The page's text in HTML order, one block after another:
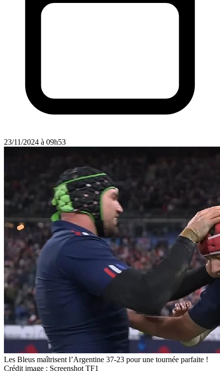
23/11/2024 à 09h53
Les Bleus maîtrisent l’Argentine 37-23 pour une tournée parfaite !
Crédit image : Screenshot TF1